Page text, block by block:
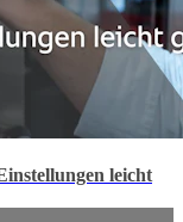
leicht